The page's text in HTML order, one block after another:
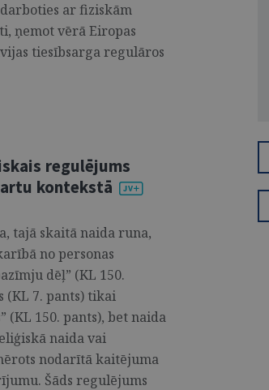
ar fiziskām
ņemot vērā Eiropas
tiesībsarga regulāros
regulējums
kontekstā
tajā skaitā naida runa,
no personas
dēļ” (KL 150.
(KL 7. pants) tikai
150. pants), bet naida
naida vai
nodarītā kaitējuma
Šāds regulējums